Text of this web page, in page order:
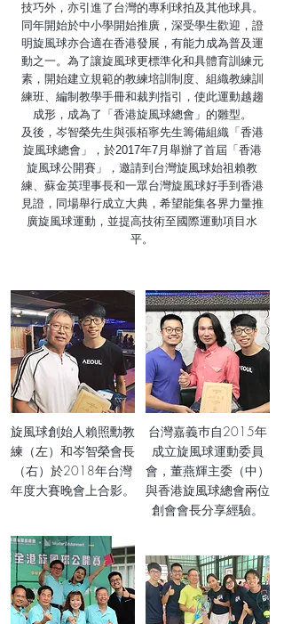
技巧外，亦引進了台灣的專利球拍及其他球具。
同年開始於中小學開始推廣，深受學生歡迎，證
明旋風球亦合適在香港發展，有能力成為普及運
動之一。為了讓旋風球更標準化和具體育訓練元
素，開始建立規範的教練培訓制度、組織教練訓
練班、編制教學手冊和裁判指引，使此運動越趨
成形，成為了「香港旋風球總會」的雛型。
及後，岑智榮先生與張栢寧先生籌備組織「香港
旋風球總會」，於2017年7月舉辦了首屆「香港
旋風球公開賽」，邀請到台灣旋風球始祖賴教
練、蘇金英理事長和一眾台灣旋風球好手到香港
見證，同場舉行成立大典，希望能集各界力量推
廣旋風球運動，並提高技術至國際運動項目水
平。
旋風球創始人賴照勳教
練（左）和岑智榮會長
（右）於2018年台灣
年度大賽晚會上合影。
台灣嘉義巿​自2015年
成立旋風球運動委員
會，董燕輝主委（中）
與香港旋風球總會兩位
創會會長分享經驗。